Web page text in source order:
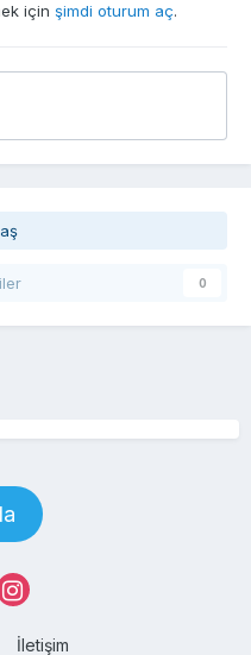
için şimdi oturum aç.
0
İletişim